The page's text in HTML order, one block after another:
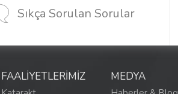
Sıkça Sorulan Sorular
FAALİYETLERİMİZ MEDYA